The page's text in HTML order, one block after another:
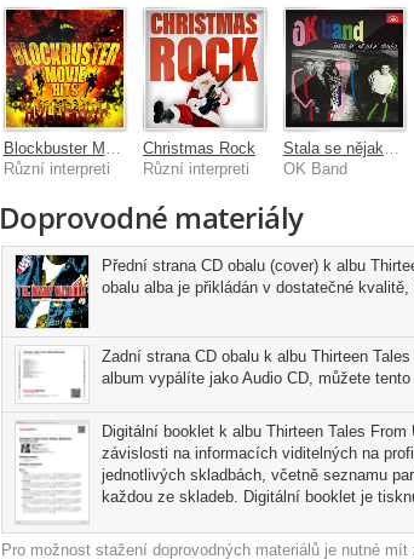
Různí interpreti
Christmas Rock
Různí interpreti
OK Band
Doprovodné materiály
Přední strana CD obalu (cover) k albu
obalu alba je přikládán v dostatečné kvalitě,
Zadní strana CD obalu k albu Thirteen
album vypálíte jako Audio CD, můžete
Digitální booklet k albu Thirteen Tales
závislosti na informacích viditelných na
jednotlivých skladbách, včetně seznamu
každou ze skladeb. Digitální booklet je
Pro možnost stažení doprovodných materiálů je nutné